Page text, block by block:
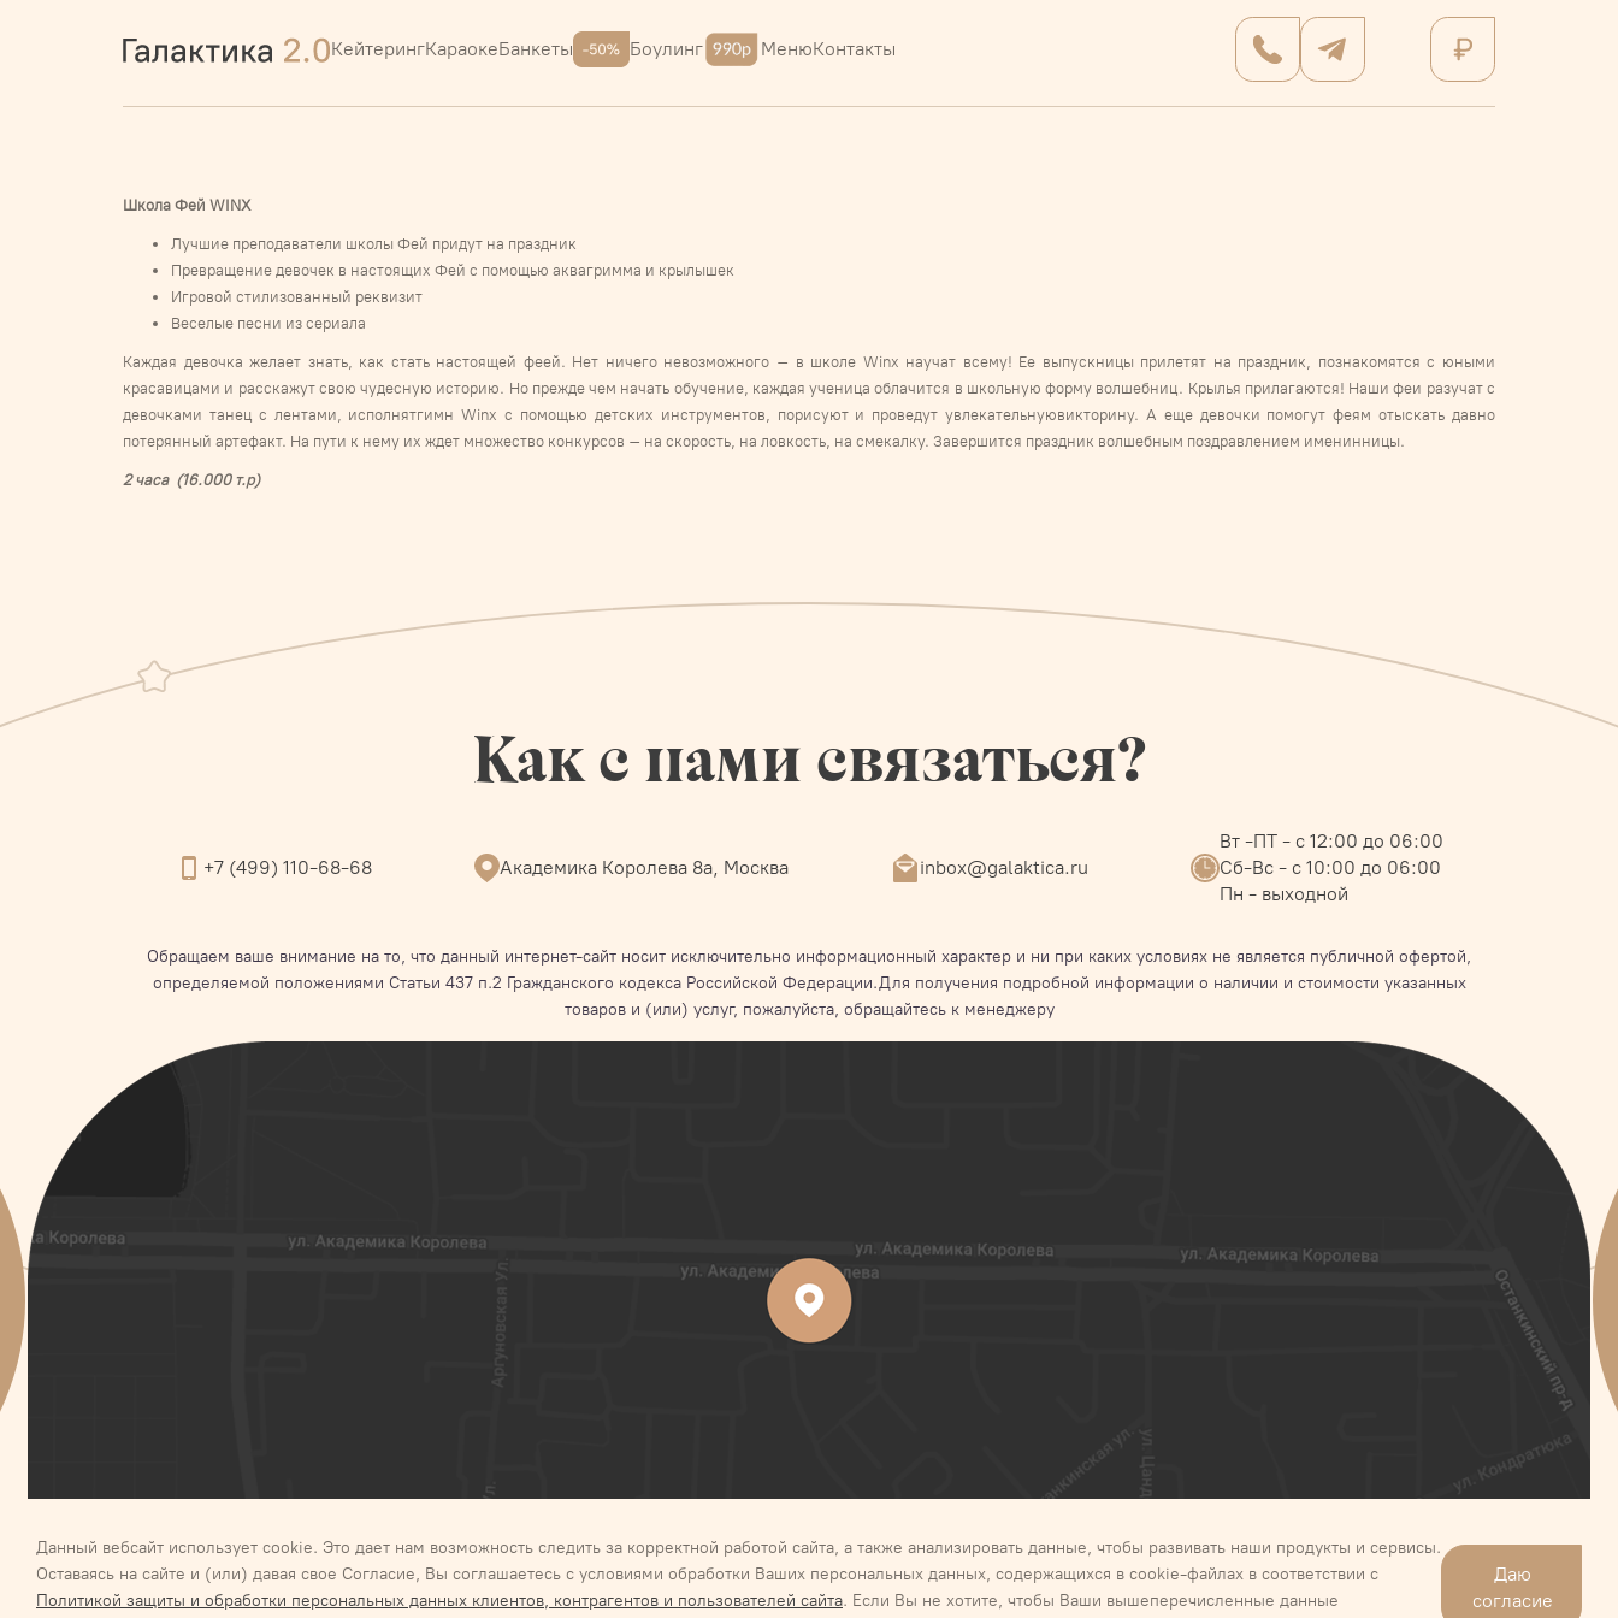
Данный вебсайт использует cookie. Это дает нам возможность следить за корректной работой сайта, а также анализировать данные, чтобы развивать наши продукты и сервисы.
Оставаясь на сайте и (или) давая свое Согласие, Вы соглашаетесь с условиями обработки Ваших персональных данных, содержащихся в cookie-файлах в соответствии с
Политикой защиты и обработки персональных данных клиентов, контрагентов и пользователей сайта. Если Вы не хотите, чтобы Ваши вышеперечисленные данные
Даю
согласие
КейтерингКараокеБанкеты Боулинг МенюКонтакты
Школа Фей WINX
Лучшие преподаватели школы Фей придут на праздник
Превращение девочек в настоящих Фей с помощью аквагримма и крылышек
Игровой стилизованный реквизит
Веселые песни из сериала
Каждая девочка желает знать, как стать настоящей феей. Нет ничего невозможного – в школе Winx научат всему! Ее выпускницы прилетят на праздник, познакомятся с юными
красавицами и расскажут свою чудесную историю. Но прежде чем начать обучение, каждая ученица облачится в школьную форму волшебниц. Крылья прилагаются! Наши феи разучат с
девочками танец с лентами, исполнятгимн Winx с помощью детских инструментов, порисуют и проведут увлекательнуювикторину. А еще девочки помогут феям отыскать давно
потерянный артефакт. На пути к нему их ждет множество конкурсов – на скорость, на ловкость, на смекалку. Завершится праздник волшебным поздравлением именинницы.
2 часа (16.000 т.р)
Как с нами связаться?
+7 (499) 110-68-68 Академика Королева 8а, Москва inbox@galaktica.ru
Вт -ПТ - с 12:00 до 06:00
Сб-Вс - с 10:00 до 06:00
Пн - выходной
Обращаем ваше внимание на то, что данный интернет-сайт носит исключительно информационный характер и ни при каких условиях не является публичной офертой,
определяемой положениями Статьи 437 п.2 Гражданского кодекса Российской Федерации.Для получения подробной информации о наличии и стоимости указанных
товаров и (или) услуг, пожалуйста, обращайтесь к менеджеру
Галактика 2027 Карта сайта
Соглашение об обработке персональных данных